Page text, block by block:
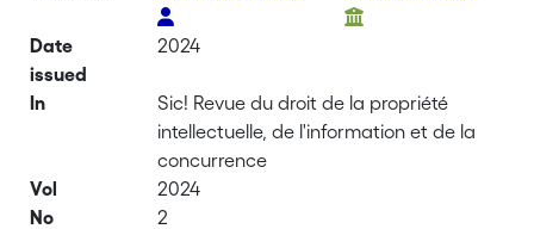
Date
issued
2024
In
Sic! Revue du droit de la propriété
intellectuelle, de l'information et de la
concurrence
Vol
2024
No
2